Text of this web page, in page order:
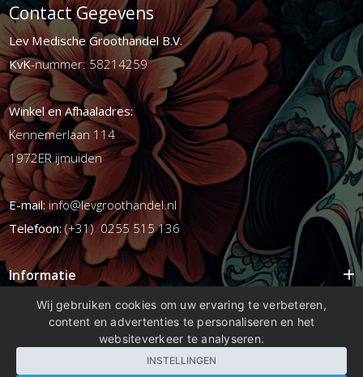
Contact Gegevens
Lev Medische Groothandel B.V.
KvK-nummer: 58214259
Winkel en Afhaaladres:
Kennemerlaan 114
1972ER ijmuiden
E-mail:info@levgroothandel.nl
Telefoon:(+31) 0255 515 136
Informatie
Mijn account
Wij gebruiken cookies om uw ervaring te verbeteren,
content en advertenties te personaliseren en het
websiteverkeer te analyseren.
INSTELLINGEN